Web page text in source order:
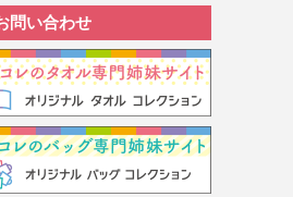
問い合わせ